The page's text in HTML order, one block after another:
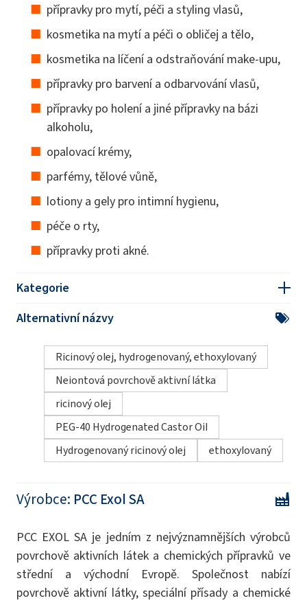
přípravky pro mytí, péči a styling vlasů,
kosmetika na mytí a péči o obličej a tělo,
kosmetika na líčení a odstraňování make-upu,
přípravky pro barvení a odbarvování vlasů,
přípravky po holení a jiné přípravky na bázi
alkoholu,
opalovací krémy,
parfémy, tělové vůně,
lotiony a gely pro intimní hygienu,
péče o rty,
přípravky proti akné.
Kategorie
Alternativní názvy
Ricinový olej, hydrogenovaný, ethoxylovaný
Neiontová povrchově aktivní látka
ricinový olej
PEG-40 Hydrogenated Castor Oil
Hydrogenovaný ricinový olej
ethoxylovaný
Výrobce: PCC Exol SA
PCC EXOL SA je jedním z nejvýznamnějších výrobců
povrchově aktivních látek a chemických přípravků ve
střední a východní Evropě. Společnost nabízí
povrchově aktivní látky, speciální přísady a chemické